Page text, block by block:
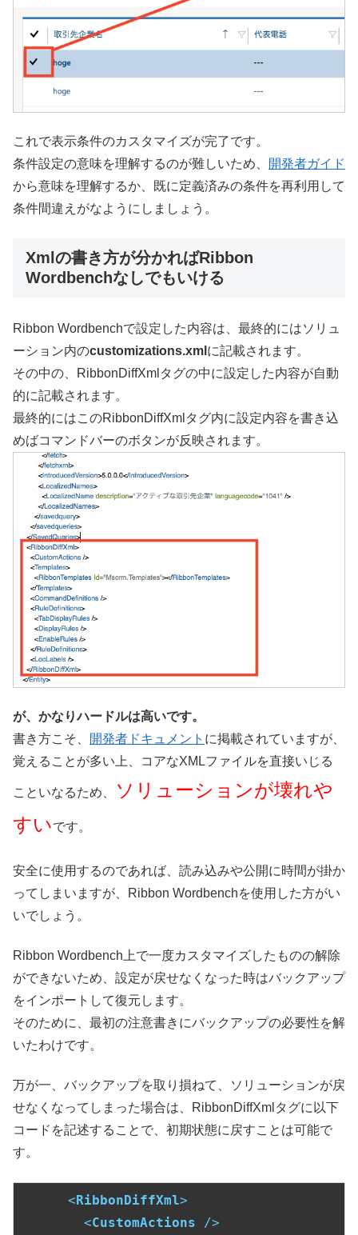
これで表示条件のカスタマイズが完了です。
条件設定の意味を理解するのが難しいため、
開発者ガイド
から意味を理解するか、既に定義済みの条件を再利用して
条件間違えがなようにしましょう。
Xmlの書き方が分かればRibbon
Wordbenchなしでもいける
Ribbon Wordbenchで設定した内容は、最終的にはソリュ
ーション内のcustomizations.xml に記載されます。
その中の、RibbonDiffXmlタグの中に設定した内容が自動
的に記載されます。
最終的にはこのRibbonDiffXmlタグ内に設定内容を書き込
めばコマンドバーのボタンが反映されます。
が、かなりハードルは高いです。
書き方こそ、
開発者ドキュメント に掲載されていますが、
覚えることが多い上、コアなXMLファイルを直接いじる
こといなるため、
ソリューションが壊れや
すいです。
安全に使用するのであれば、読み込みや公開に時間が掛か
ってしまいますが、Ribbon Wordbenchを使用した方がい
いでしょう。
Ribbon Wordbench上で一度カスタマイズしたものの解除
ができないため、設定が戻せなくなった時はバックアップ
をインポートして復元します。
そのために、最初の注意書きにバックアップの必要性を解
いたわけです。
万が一、バックアップを取り損ねて、ソリューションが戻
せなくなってしまった場合は、RibbonDiffXmlタグに以下
コードを記述することで、初期状態に戻すことは可能で
す。
<RibbonDiffXml>
<CustomActions />